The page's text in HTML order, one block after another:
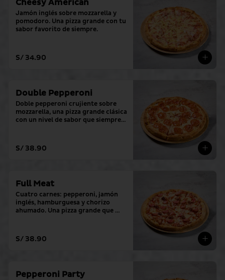
Cheesy American
Jamón inglés sobre mozzarella y
pomodoro. Una pizza grande con tu
sabor favorito de siempre.
S/ 34.90
Double Pepperoni
Doble pepperoni crujiente sobre
mozzarella, una pizza grande clásica
con un nivel de sabor que siempre
S/ 38.90
Full Meat
Cuatro carnes: pepperoni, jamón
inglés, hamburguesa y chorizo ​​
ahumado. Una pizza grande que
S/ 38.90
Pepperoni Party